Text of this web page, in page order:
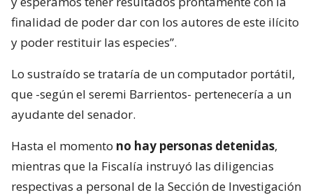
finalidad de poder dar con los autores de este ilícito
y poder restituir las especies”.
Lo sustraído se trataría de un computador portátil,
que -según el seremi Barrientos- pertenecería a un
ayudante del senador.
Hasta el momento no hay personas detenidas,
mientras que la Fiscalía instruyó las diligencias
respectivas a personal de la Sección de Investigación